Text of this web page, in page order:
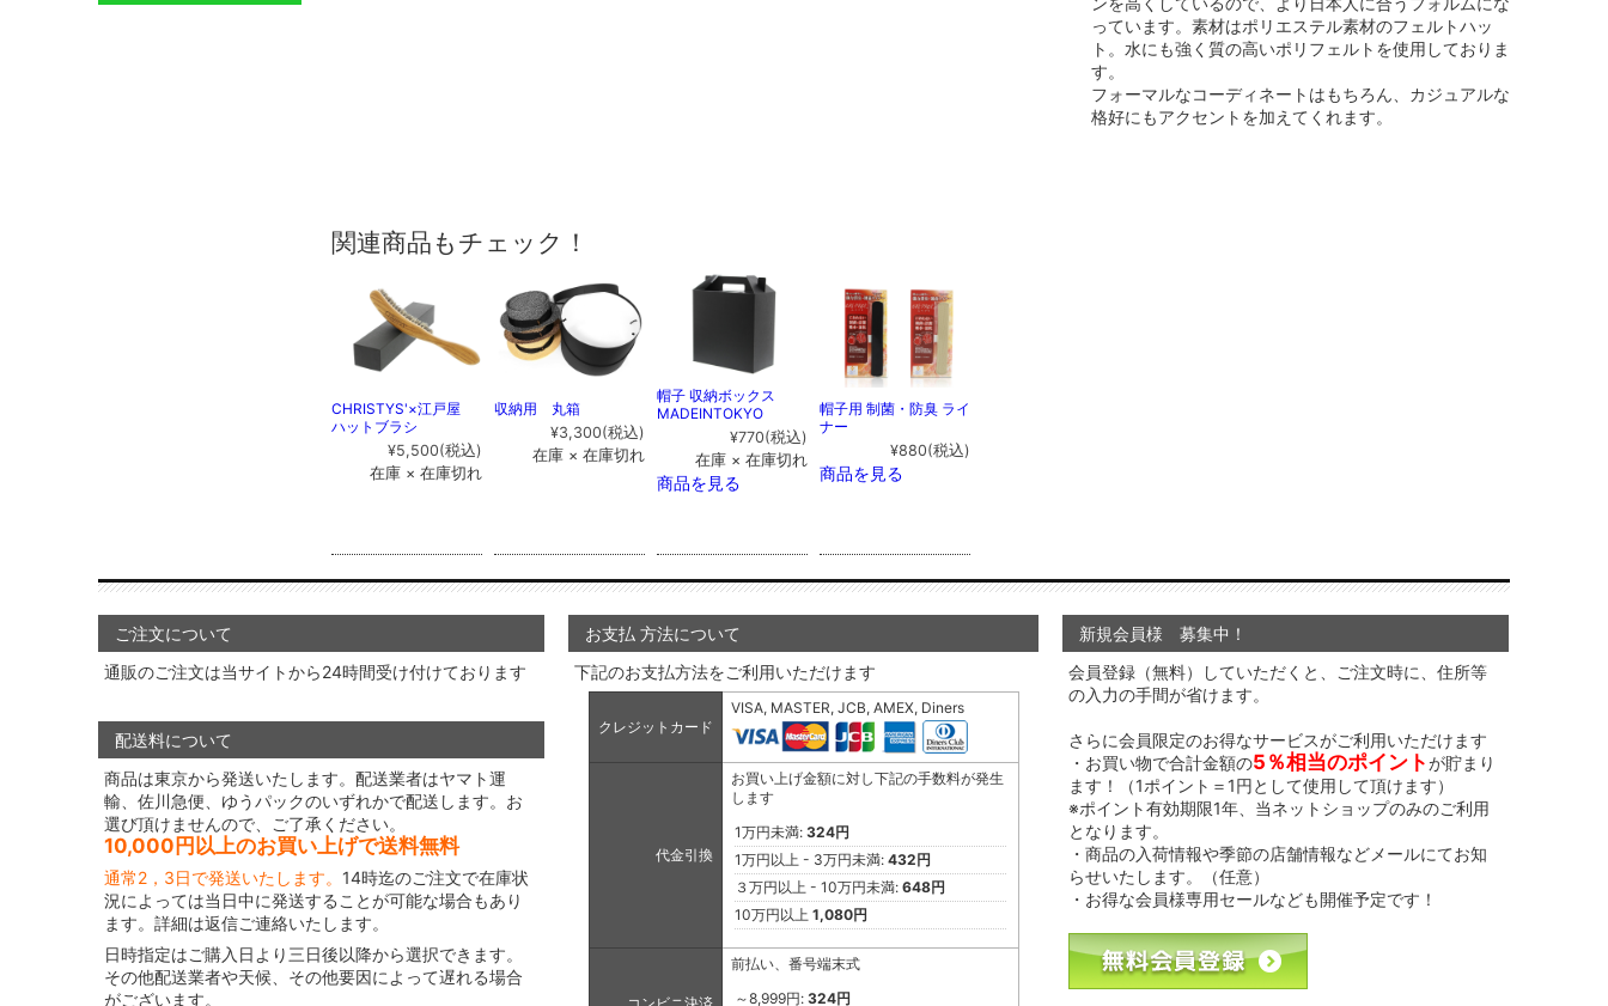
っています。素材はポリエステル素材のフェルトハッ
ト。水にも強く質の高いポリフェルトを使用しておりま
す。
フォーマルなコーディネートはもちろん、カジュアルな
格好にもアクセントを加えてくれます。
関連商品もチェック！
CHRISTYS'×江戸屋
ハットブラシ
¥5,500(税込)
在庫 × 在庫切れ
収納用 丸箱
¥3,300(税込)
在庫 × 在庫切れ
帽子 収納ボックス
MADEINTOKYO
¥770(税込)
在庫 × 在庫切れ
商品を見る
帽子用 制菌・防臭 ライ
ナー
¥880(税込)
商品を見る
ご注文について
通販のご注文は当サイトから24時間受け付けております
配送料について
商品は東京から発送いたします。配送業者はヤマト運
輸、佐川急便、ゆうパックのいずれかで配送します。お
選び頂けませんので、ご了承ください。
10,000円以上のお買い上げで送料無料
通常2，3日で発送いたします。 14時迄のご注文で在庫状
況によっては当日中に発送することが可能な場合もあり
ます。詳細は返信ご連絡いたします。
日時指定はご購入日より三日後以降から選択できます。
その他配送業者や天候、その他要因によって遅れる場合
がございます。
お支払 方法について
下記のお支払方法をご利用いただけます
クレジットカード
VISA, MASTER, JCB, AMEX, Diners
代金引換
お買い上げ金額に対し下記の手数料が発生
します
1万円未満: 324円
1万円以上 - 3万円未満: 432円
３万円以上 - 10万円未満: 648円
10万円以上 1,080円
前払い、番号端末式
～8,999円: 324円
新規会員様 募集中！
会員登録（無料）していただくと、ご注文時に、住所等
の入力の手間が省けます。
さらに会員限定のお得なサービスがご利用いただけます
・お買い物で合計金額の5％相当のポイントが貯まり
ます！（1ポイント＝1円として使用して頂けます）
※ポイント有効期限1年、当ネットショップのみのご利用
となります。
・商品の入荷情報や季節の店舗情報などメールにてお知
らせいたします。（任意）
・お得な会員様専用セールなども開催予定です！